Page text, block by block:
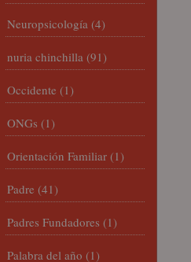
Neuropsicología (4)
nuria chinchilla (91)
Occidente (1)
ONGs (1)
Orientación Familiar (1)
Padre (41)
Padres Fundadores (1)
Palabra del año (1)